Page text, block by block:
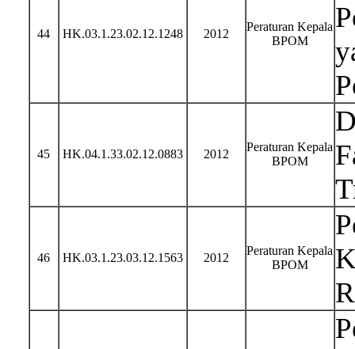
44 HK.03.1.23.02.12.1248 2012
Peraturan Kepala
BPOM
45 HK.04.1.33.02.12.0883 2012
Peraturan Kepala
BPOM
46 HK.03.1.23.03.12.1563 2012
Peraturan Kepala
BPOM